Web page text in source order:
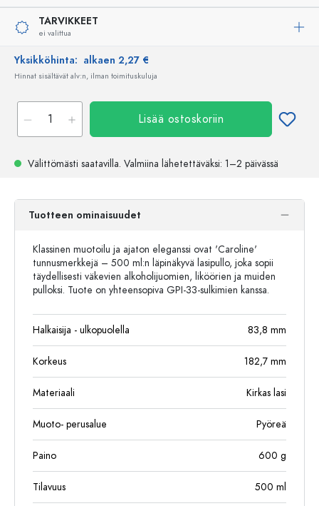
TARVIKKEET
ei valittua
Yksikköhinta: alkaen 2,27 €
Hinnat sisältävät alv:n, ilman toimituskuluja
Lisää ostoskoriin
Välittömästi saatavilla. Valmiina lähetettäväksi: 1–2 päivässä
Tuotteen ominaisuudet
Klassinen muotoilu ja ajaton eleganssi ovat 'Caroline'
tunnusmerkkejä – 500 ml:n läpinäkyvä lasipullo, joka sopii
täydellisesti väkevien alkoholijuomien, liköörien ja muiden
pulloksi. Tuote on yhteensopiva GPI-33-sulkimien kanssa.
Halkaisija - ulkopuolella 83,8 mm
Korkeus 182,7 mm
Materiaali Kirkas lasi
Muoto- perusalue Pyöreä
Paino 600 g
Tilavuus 500 ml